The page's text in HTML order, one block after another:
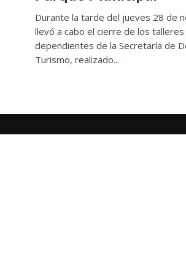
Durante la tarde del jueves 28 de
llevó a cabo el cierre de los
dependientes de la Secretaría de
Turismo, realizado...